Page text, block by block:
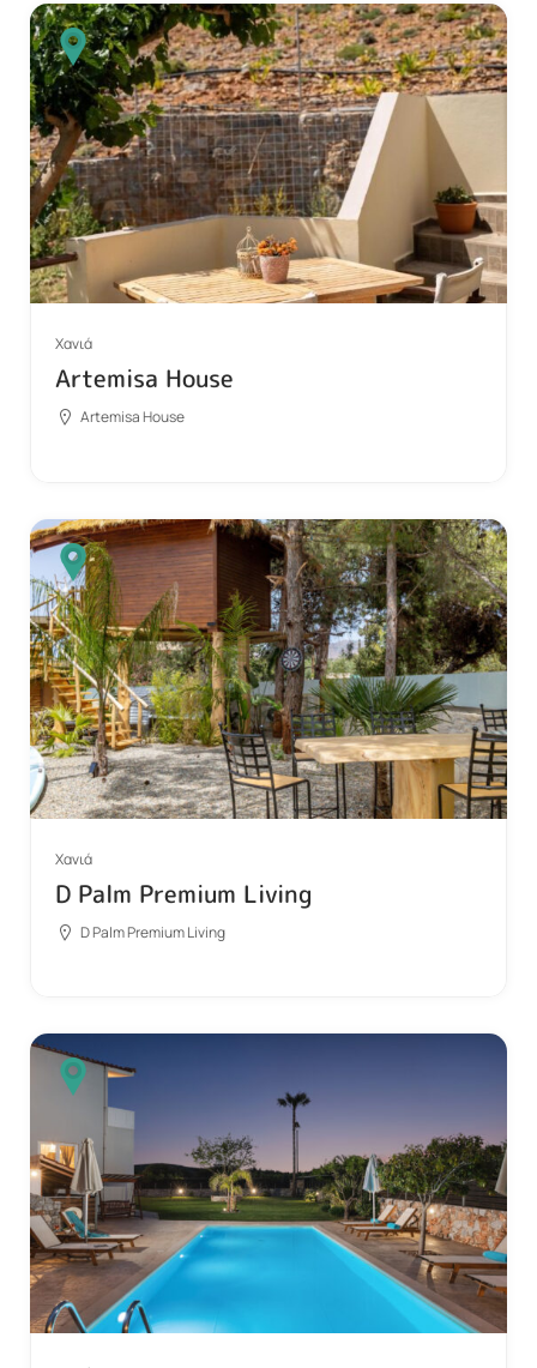
Χανιά
Artemisa House
Artemisa House
Χανιά
D Palm Premium Living
D Palm Premium Living